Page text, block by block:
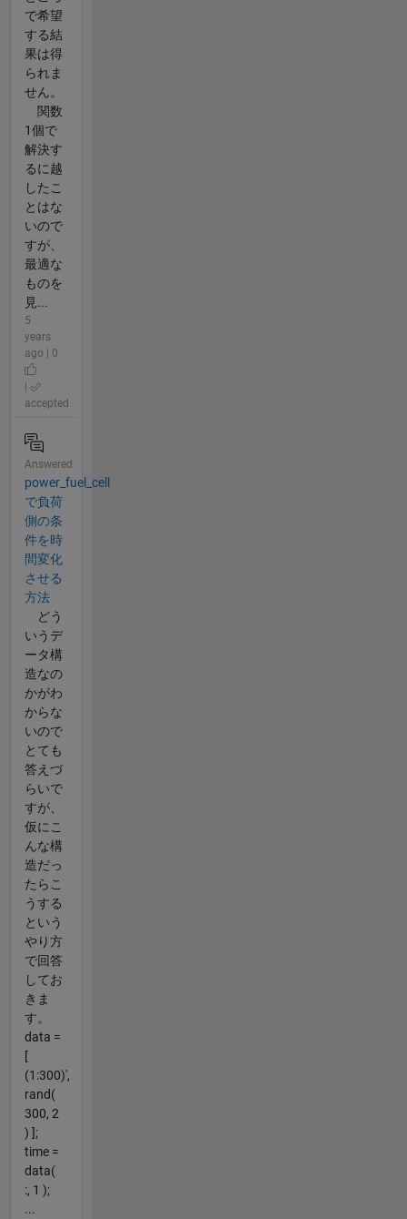
で希望
する結
果は得
られま
せん。
関数
1個で
解決す
るに越
したこ
とはな
いので
すが、
最適な
ものを
見...
5
years
ago | 0
accepted
Answered
power_fuel_cell
で負荷
側の条
件を時
間変化
させる
方法
どう
いうデ
ータ構
造なの
かがわ
からな
いので
とても
答えづ
らいで
すが、
仮にこ
んな構
造だっ
たらこ
うする
という
やり方
で回答
してお
きま
す。
data =
[
(1:300)',
rand(
300, 2
) ];
time =
data(
:, 1 );
...